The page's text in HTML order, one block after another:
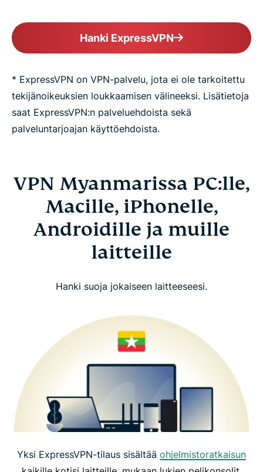
Hanki ExpressVPN
* ExpressVPN on VPN-palvelu, jota ei ole tarkoitettu
tekijänoikeuksien loukkaamisen välineeksi. Lisätietoja
saat ExpressVPN:n palveluehdoista sekä
palveluntarjoajan käyttöehdoista.
VPN Myanmarissa PC:lle,
Macille, iPhonelle,
Androidille ja muille
laitteille
Hanki suoja jokaiseen laitteeseesi.
Yksi ExpressVPN-tilaus sisältää ohjelmistoratkaisun